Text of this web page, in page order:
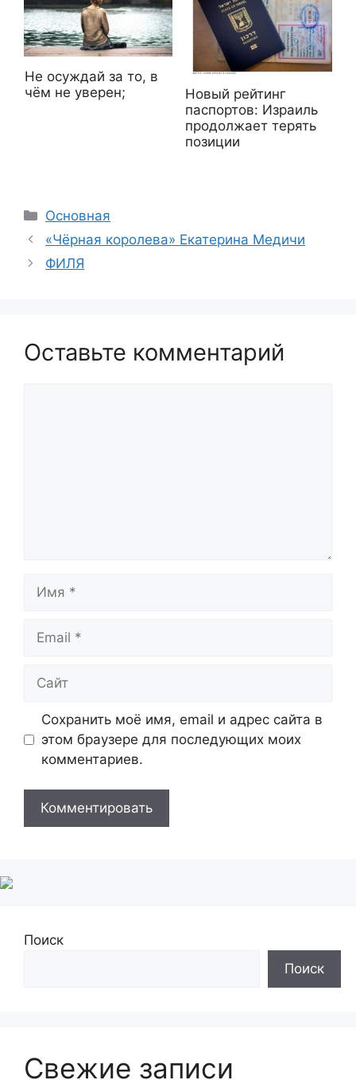
Не осуждай за то, в
чём не уверен;
Новый рейтинг
паспортов: Израиль
продолжает терять
позиции
Рубрики
Основная
«Чёрная королева» Екатерина Медичи
ФИЛЯ
Оставьте комментарий
Сохранить моё имя, email и адрес сайта в
этом браузере для последующих моих
комментариев.
Поиск
Поиск
Свежие записи